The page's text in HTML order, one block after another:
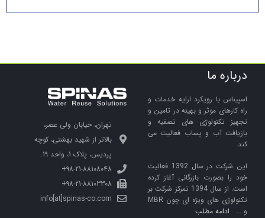
درباره ما
اسپیناس با رویکرد ارایه خدمات و
راه کارهای موثر و بهینه در تامین و
تجهیز تکنولوژی های تصفیه و
بازیافت آب و پساب فعالیت می
کند.
این شرکت در سال 1392 فعالیت
خود را بصورت بازرگانی آغاز کرده
است. از سال 1394 تمرکز شرکت بر
تکنولوژی های ویژه ای چون MBR
و … ادامه مطلب
تهران، خیابان ولی عصر،
بالاتر از شهید بهشتی، کوچه
پردیس، پلاک 1، واحد 19.
98-21-88108048+
98-21-88103308+
info[at]spinas-co.com